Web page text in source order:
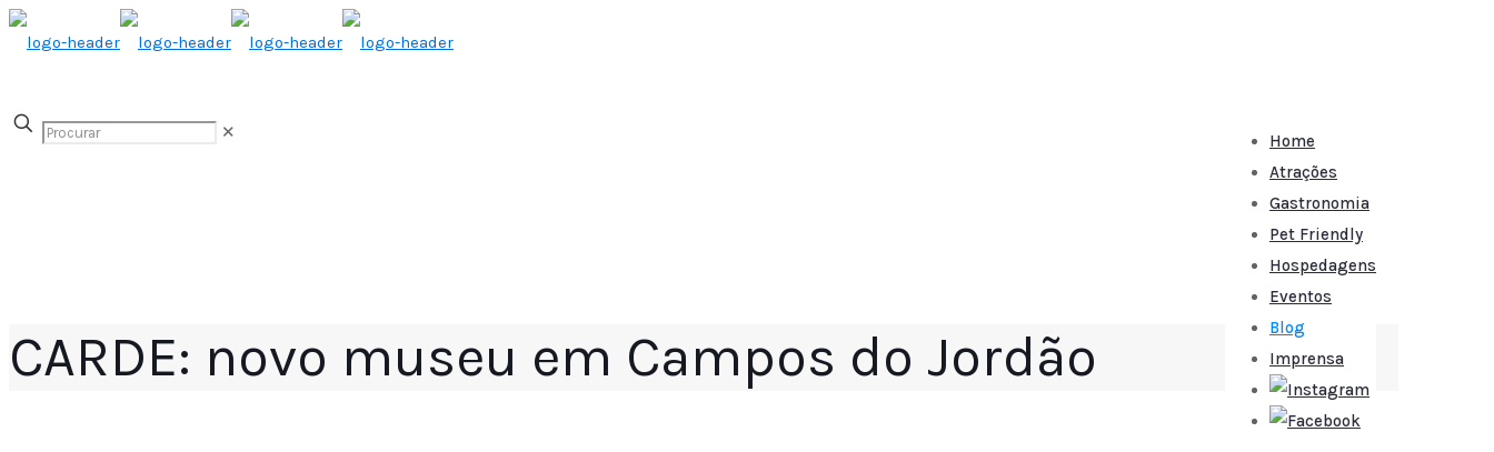
Home
Atrações
Gastronomia
Pet Friendly
Hospedagens
Eventos
Blog
Imprensa
✕
CARDE: novo museu em Campos do Jordão